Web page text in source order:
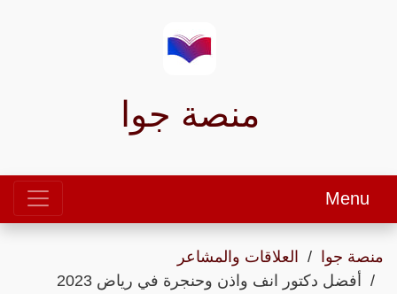
منصة جوا
Menu
منصة جوا
العلاقات والمشاعر
أفضل دكتور انف واذن وحنجرة في رياض 2023